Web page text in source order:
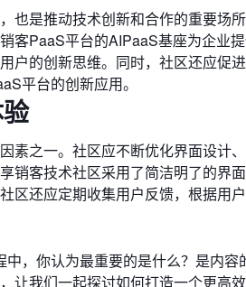
也是推动技术创新和合作的重要场
客PaaS平台的AIPaaS基座为企业
户的创新思维。同时，社区还应促
平台的创新应用。
素之一。社区应不断优化界面设计
销客技术社区采用了简洁明了的界
区还应定期收集用户反馈，根据用
，你认为最重要的是什么？是内
让我们一起探讨如何打造一个更高效